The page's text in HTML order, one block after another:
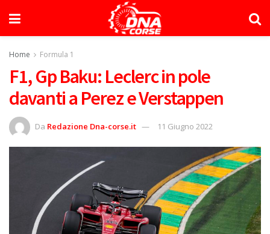
Home Formula 1
F1, Gp Baku: Leclerc in pole
davanti a Perez e Verstappen
Da Redazione Dna-corse.it 11 Giugno 2022